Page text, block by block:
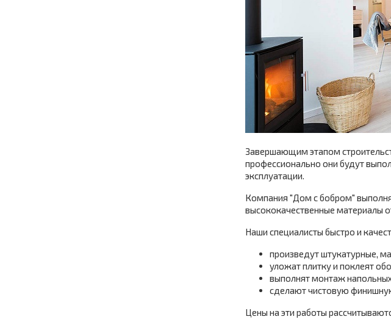
Завершающим этапом
профессионально они будут
эксплуатации.
Компания "Дом с бобром"
высококачественные материалы
Наши специалисты быстро и
произведут штукатурные,
уложат плитку и поклеят
выполнят монтаж
сделают чистовую
Цены на эти работы